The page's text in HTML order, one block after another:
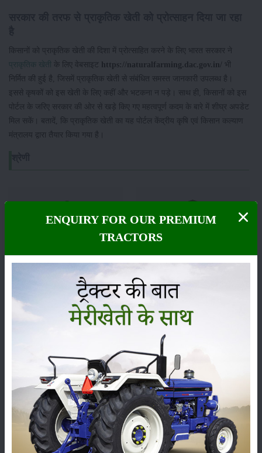
किसानों को प्राकृतिक खेती की दिशा में प्रोत्साहित करने के लिए भारत सरकार ने
प्राकृतिक खेती
के लिए वेबसाइट https://naturalfarming.dac.gov.in/
भी
निर्मित की हुई है, जिसमें प्राकृतिक खेती से संबंधित समस्त जानकारी उपलब्ध है।
इससे कृषकों को इस खेती के लिए कहीं और भटकना न पड़े। साथ ही, किसानों को इस
पोर्टल के जरिए सरकार की ओर से खड़े किए गए महत्वपूर्ण कदम के बारे में शीघ्र अपडेट
मिल सकें। बतादें, कि प्राकृतिक खेती का यह पोर्टल केंद्रीय कृषि एवं किसान कल्याण
मंत्रालय द्वारा तैयार किया गया है।
कीटनाशक
कृषि यंत्र
सम्पादकीय अन्य
ENQUIRY FOR OUR PREMIUM
TRACTORS